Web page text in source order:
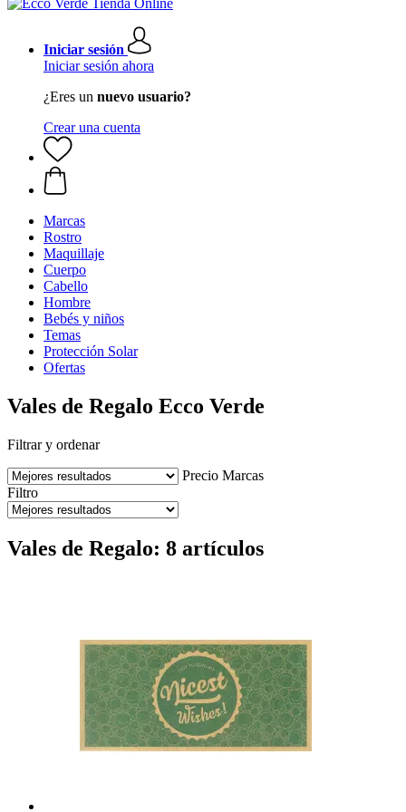
Iniciar sesión
Iniciar sesión ahora
¿Eres un nuevo usuario?
Crear una cuenta
Marcas
Rostro
Maquillaje
Cuerpo
Cabello
Hombre
Bebés y niños
Temas
Protección Solar
Ofertas
Vales de Regalo Ecco Verde
Filtrar y ordenar
Precio Marcas
Filtro
Vales de Regalo: 8 artículos